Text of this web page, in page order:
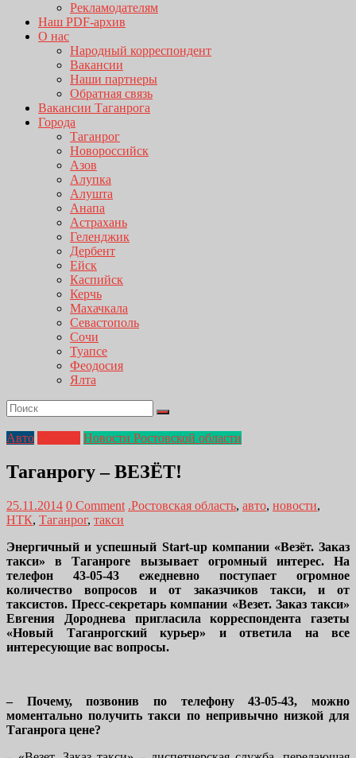
Рекламодателям
Наш PDF-архив
О нас
Народный корреспондент
Вакансии
Наши партнеры
Обратная связь
Вакансии Таганрога
Города
Таганрог
Новороссийск
Азов
Алупка
Алушта
Анапа
Астрахань
Геленджик
Дербент
Ейск
Каспийск
Керчь
Махачкала
Севастополь
Сочи
Туапсе
Феодосия
Ялта
Авто Новости Ростовской области
Таганрогу – ВЕЗЁТ!
25.11.2014 0 Comment .Ростовская область, авто, новости,
НТК, Таганрог, такси
Энергичный и успешный Start-up компании «Везёт. Заказ
такси» в Таганроге вызывает огромный интерес. На
телефон 43-05-43 ежедневно поступает огромное
количество вопросов и от заказчиков такси, и от
таксистов. Пресс-секретарь компании «Везет. Заказ такси»
Евгения Дороднева пригласила корреспондента газеты
«Новый Таганрогский курьер» и ответила на все
интересующие вас вопросы.
– Почему, позвонив по телефону 43-05-43, можно
моментально получить такси по непривычно низкой для
Таганрога цене?